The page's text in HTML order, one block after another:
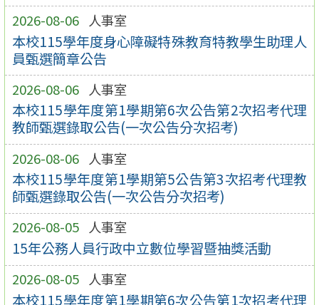
2026-08-06 人事室
本校115學年度身心障礙特殊教育特教學生助理人
員甄選簡章公告
2026-08-06 人事室
本校115學年度第1學期第6次公告第2次招考代理
教師甄選錄取公告(一次公告分次招考)
2026-08-06 人事室
本校115學年度第1學期第5公告第3次招考代理教
師甄選錄取公告(一次公告分次招考)
2026-08-05 人事室
15年公務人員行政中立數位學習暨抽獎活動
2026-08-05 人事室
本校115學年度第1學期第6次公告第1次招考代理